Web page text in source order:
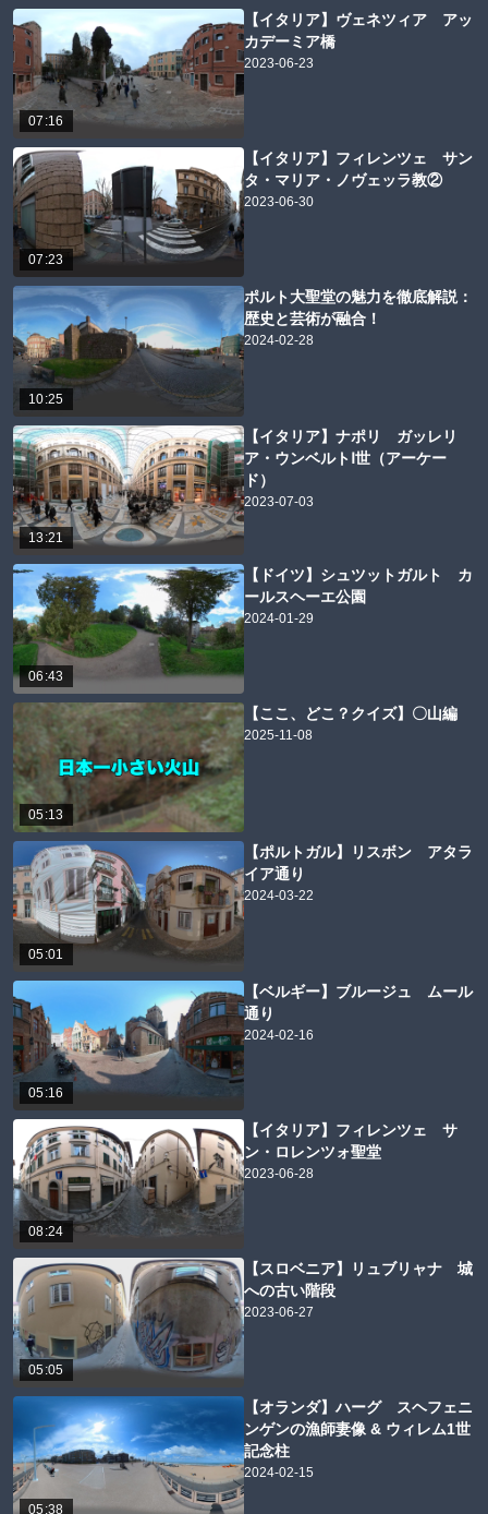
07:16
【イタリア】ヴェネツィア アッ
カデーミア橋
2023-06-23
07:23
【イタリア】フィレンツェ サン
タ・マリア・ノヴェッラ教②
2023-06-30
10:25
ポルト大聖堂の魅力を徹底解説：
歴史と芸術が融合！
2024-02-28
13:21
【イタリア】ナポリ ガッレリ
ア・ウンベルトⅠ世（アーケー
ド）
2023-07-03
06:43
【ドイツ】シュツットガルト カ
ールスヘーエ公園
2024-01-29
05:13
【ここ、どこ？クイズ】〇山編
2025-11-08
05:01
【ポルトガル】リスボン アタラ
イア通り
2024-03-22
05:16
【ベルギー】ブルージュ ムール
通り
2024-02-16
08:24
【イタリア】フィレンツェ サ
ン・ロレンツォ聖堂
2023-06-28
05:05
【スロベニア】リュブリャナ 城
への古い階段
2023-06-27
05:38
【オランダ】ハーグ スヘフェニ
ンゲンの漁師妻像 & ウィレム1世
記念柱
2024-02-15